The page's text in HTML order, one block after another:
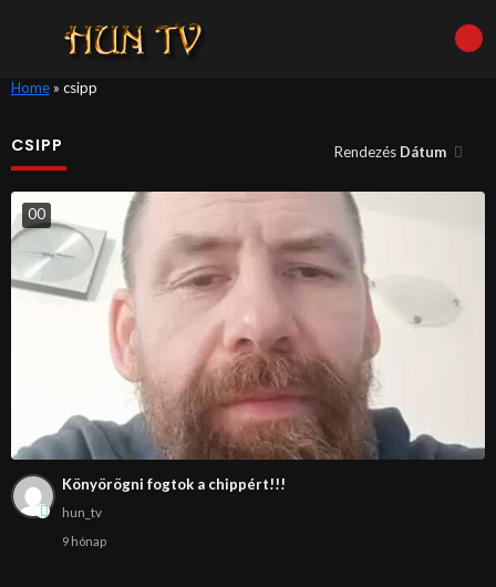
Home» csipp
CSIPP Rendezés Dátum
00
Könyörögni fogtok a chippért!!!
hun_tv
9 hónap